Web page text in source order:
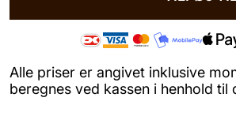
Alle priser er angivet inklusive
beregnes ved kassen i henhold til